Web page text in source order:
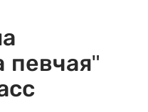
певчая"